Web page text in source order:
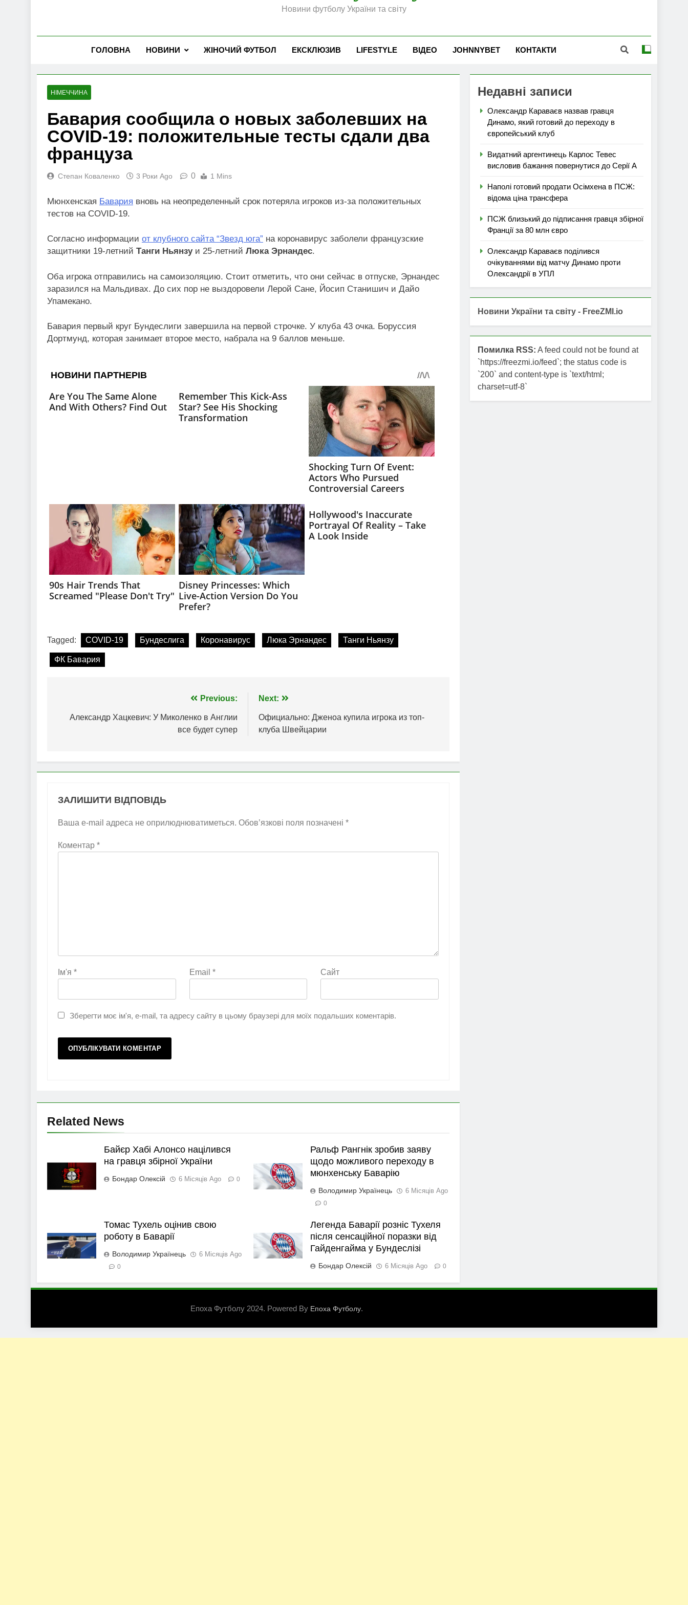
Новини футболу України та світу
ГОЛОВНА НОВИНИ ЖІНОЧИЙ ФУТБОЛ ЕКСКЛЮЗИВ LIFESTYLE ВІДЕО JOHNNYBET КОНТАКТИ
НІМЕЧЧИНА
Бавария сообщила о новых заболевших на
COVID-19: положительные тесты сдали два
француза
Степан Коваленко 3 Роки Ago 0 1 Mins
Мюнхенская Бавария вновь на неопределенный срок потеряла игроков из-за положительных
тестов на COVID-19.
Согласно информации от клубного сайта “Звезд юга” на коронавирус заболели французские
защитники 19-летний Танги Ньянзуи 25-летний Люка Эрнандес.
Оба игрока отправились на самоизоляцию. Стоит отметить, что они сейчас в отпуске, Эрнандес
заразился на Мальдивах. До сих пор не выздоровели Лерой Сане, Йосип Станишич и Дайо
Упамекано.
Бавария первый круг Бундеслиги завершила на первой строчке. У клуба 43 очка. Боруссия
Дортмунд, которая занимает второе место, набрала на 9 баллов меньше.
Tagged: COVID-19 Бундеслига Коронавирус Люка Эрнандес Танги Ньянзу
ФК Бавария
записів
Previous:
Александр Хацкевич: У Миколенко в Англии
все будет супер
Next:
Официально: Дженоа купила игрока из топ-
клуба Швейцарии
ЗАЛИШИТИ ВІДПОВІДЬ
Ваша e-mail адреса не оприлюднюватиметься. Обов’язкові поля позначені *
Коментар *
Ім'я * Email * Сайт
Зберегти моє ім'я, e-mail, та адресу сайту в цьому браузері для моїх подальших коментарів.
Related News
Байєр Хабі Алонсо націлився
на гравця збірної України
Бондар Олексій 6 Місяців Ago 0
Ральф Рангнік зробив заяву
щодо можливого переходу в
мюнхенську Баварію
Володимир Українець 6 Місяців Ago
0
Томас Тухель оцінив свою
роботу в Баварії
Володимир Українець 6 Місяців Ago
0
Легенда Баварії розніс Тухеля
після сенсаційної поразки від
Гайденгайма у Бундеслізі
Бондар Олексій 6 Місяців Ago 0
Недавні записи
Олександр Караваєв назвав гравця
Динамо, який готовий до переходу в
європейський клуб
Видатний аргентинець Карлос Тевес
висловив бажання повернутися до Серії А
Наполі готовий продати Осімхена в ПСЖ:
відома ціна трансфера
ПСЖ близький до підписання гравця збірної
Франції за 80 млн євро
Олександр Караваєв поділився
очікуваннями від матчу Динамо проти
Олександрії в УПЛ
Новини України та світу - FreeZMI.io
Помилка RSS: A feed could not be found at
`https://freezmi.io/feed`; the status code is
`200` and content-type is `text/html;
charset=utf-8`
Епоха Футболу 2024. Powered By Епоха Футболу.